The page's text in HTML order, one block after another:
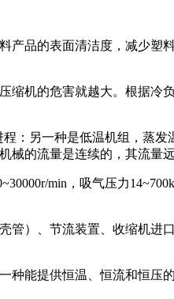
品的表面清洁度，减少塑
缩机的危害就越大。根据冷
：另一种是低温机组，蒸发
的流量是连续的，其流量远
min，吸气压力
管）、节流装置、收缩机进
种能提供恒温、恒流和恒压